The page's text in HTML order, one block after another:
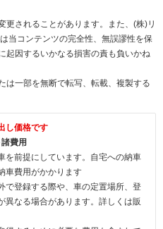
されることがあります。また、(株)リ
当コンテンツの完全性、無誤謬性を保
起因するいかなる損害の責も負いかね
一部を無断で転写、転載、複製する
し価格です
費用
前提にしています。自宅への納車
車費用がかかります
登録する際や、車の定置場所、登
異なる場合があります。詳しくは販